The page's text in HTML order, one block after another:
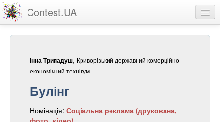
Contest.UA
Статистика
Про проект
Інна Трипадуш, Криворізький державний комерційно-
економічний технікум
Булінг
Номінація: Соціальна реклама (друкована,
фото, відео)